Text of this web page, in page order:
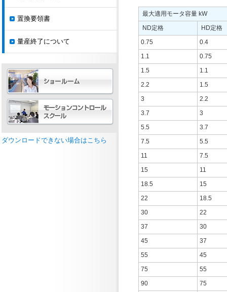
最大適用モータ容量 kW
ND定格
HD定格
0.75
0.4
1.1
0.75
1.5
1.1
2.2
1.5
3
2.2
3.7
3
5.5
3.7
7.5
5.5
11
7.5
15
11
18.5
15
22
18.5
30
22
37
30
45
37
55
45
75
55
90
75
置換要領書
量産終了について
ダウンロードできない場合はこちら